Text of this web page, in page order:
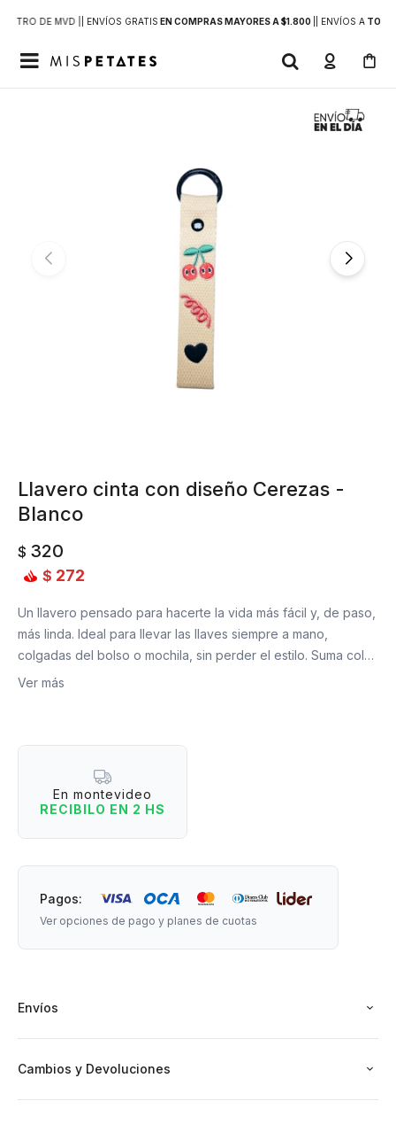
DE MVD | | ENVÍOS GRATIS EN COMPRAS MAYORES A $1.800 | ENVÍOS ATODO

Llavero cinta con diseño Cerezas -
Blanco
$ 320
$ 272
Un llavero pensado para hacerte la vida más fácil y, de paso,
más linda. Ideal para llevar las llaves siempre a mano,
colgadas del bolso o mochila, sin perder el estilo. Suma color
y buena vibra, mientras que el gancho firme hace que todo
- Ideal para llevar tus llaves siempre a mano o decorar tus
bolsos y mochilas.
- Mosquetón resistente para enganchar fácil.
- Un accesorio práctico, funcional y que combina con tu
mochila, bolso o outfit diario.
Medidas: 15 cm de largo x 3 cm de ancho.
Ver más
En montevideo
RECIBILO EN 2 HS
Pagos:
Ver opciones de pago y planes de cuotas
Envíos
Cambios y Devoluciones